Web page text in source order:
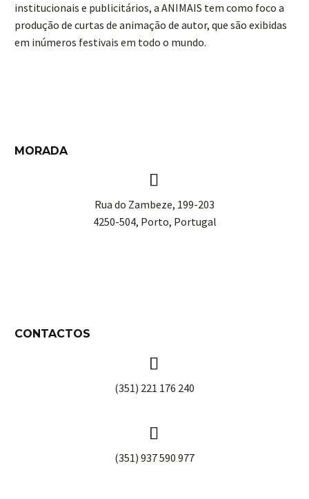
institucionais e publicitários, a ANIMAIS tem como foco a
produção de curtas de animação de autor, que são exibidas
em inúmeros festivais em todo o mundo.
MORADA


Rua do Zambeze, 199-203
4250-504, Porto, Portugal
CONTACTOS


(351) 221 176 240


(351) 937 590 977